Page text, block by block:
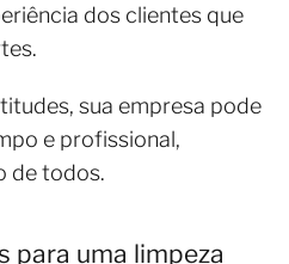
dos clientes que
sua empresa pode
e profissional,
de todos.
para uma limpeza